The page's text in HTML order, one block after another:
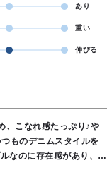
あり
重い
伸びる
ものデニムスタイルを
トも少しレトロな雰囲